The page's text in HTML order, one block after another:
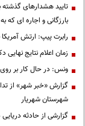
تایید هشدارهای
بارزگانی و اجاره ای که
رابرت پیپ: ارتش آمریکا
زمان اعلام نتایج
ونس: در حال کار بر
گزارش «خبر شهر» از
شهرستان شهریار
گزارشی از حادثه